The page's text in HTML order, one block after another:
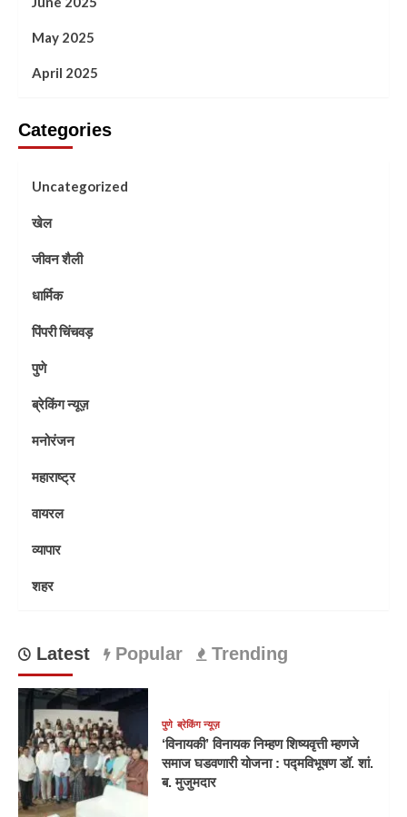
May 2025
April 2025
Categories
Uncategorized
खेल
जीवन शैली
धार्मिक
पिंपरी चिंचवड़
पुणे
ब्रेकिंग न्यूज़
मनोरंजन
महाराष्ट्र
वायरल
व्यापार
शहर
Latest Popular Trending
पुणे ब्रेकिंग न्यूज़
‘विनायकी’ विनायक निम्हण शिष्यवृत्ती म्हणजे
समाज घडवणारी योजना : पद्मविभूषण डॉ. शां.
ब. मुजुमदार